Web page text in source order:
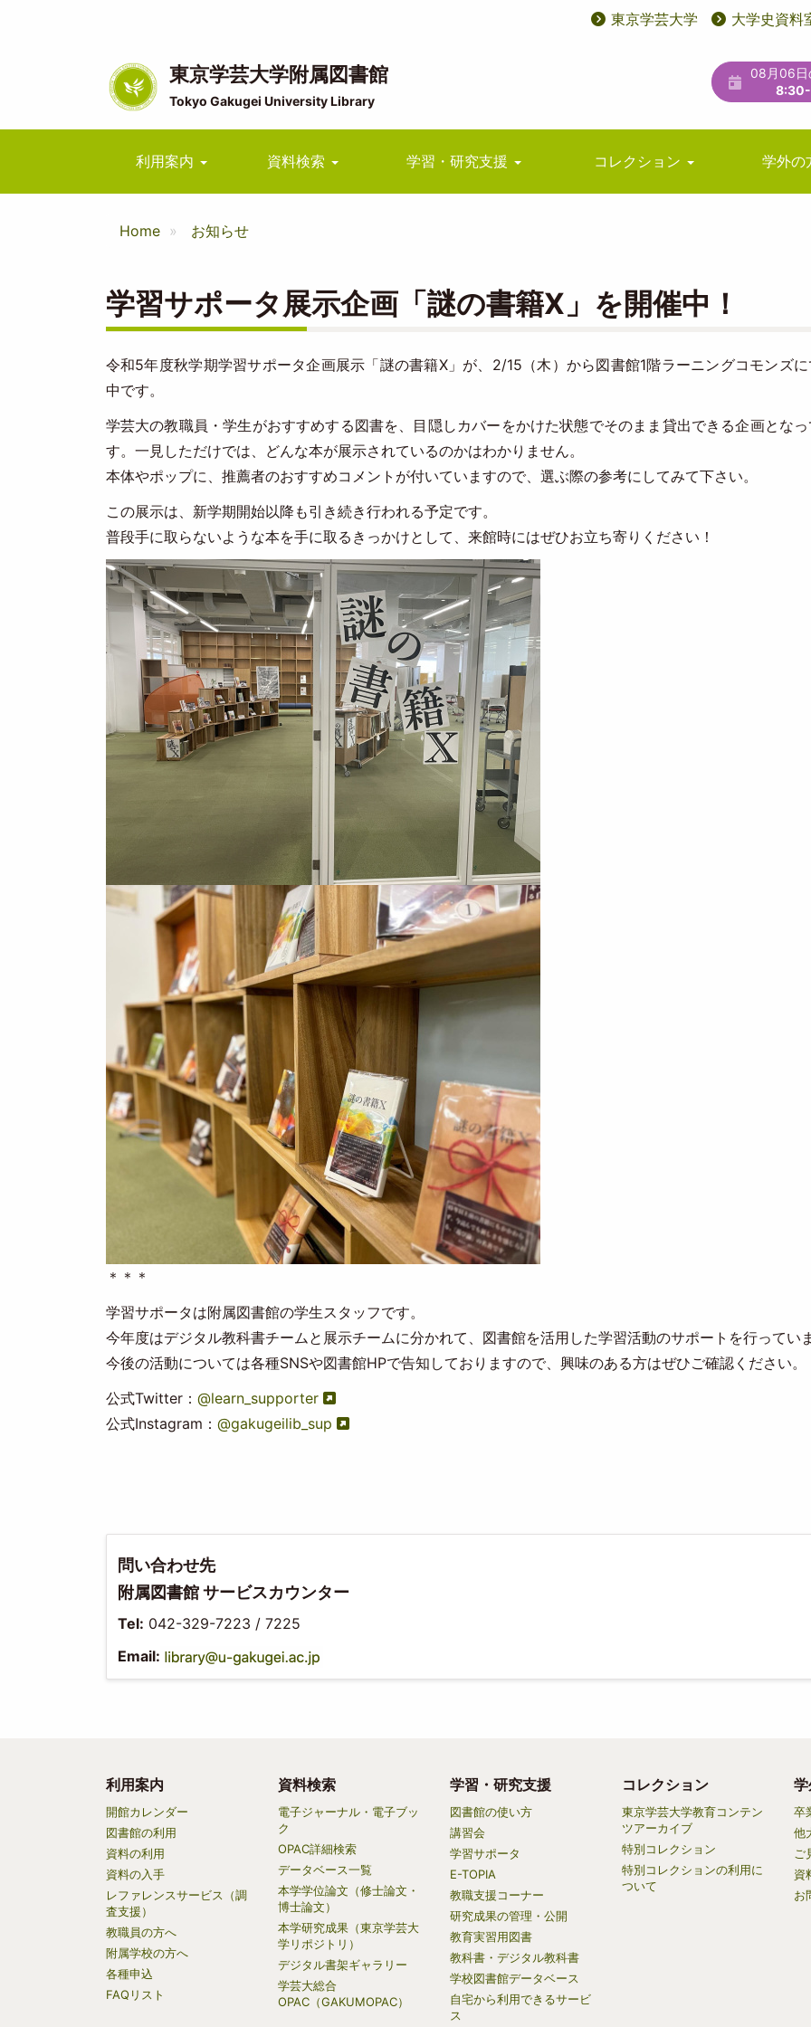
ン
移
User
ユ
ィ
リ
テ
ニ
ュ
ー
東京学芸大学 大学史資料
東京学芸大学附属図書館
Tokyo Gakugei University Library
08月06日
Main
navigation
利用案内 資料検索 学習・研究支援 コレクション 学外
Home お知らせ
学習サポータ展示企画「謎の書籍X」を開催中！
令和5年度秋学期学習サポータ企画展示「謎の書籍X」が、2/15（木）から図書館1階ラーニングコモンズ
中です。
学芸大の教職員・学生がおすすめする図書を、目隠しカバーをかけた状態でそのまま貸出できる企画とな
す。一見しただけでは、どんな本が展示されているのかはわかりません。
本体やポップに、推薦者のおすすめコメントが付いていますので、選ぶ際の参考にしてみて下さい。
この展示は、新学期開始以降も引き続き行われる予定です。
普段手に取らないような本を手に取るきっかけとして、来館時にはぜひお立ち寄りください！
Image
Image
＊＊＊
学習サポータは附属図書館の学生スタッフです。
今年度はデジタル教科書チームと展示チームに分かれて、図書館を活用した学習活動のサポートを行ってい
今後の活動については各種SNSや図書館HPで告知しておりますので、興味のある方はぜひご確認ください。
公式Twitter： @learn_supporter
公式Instagram： @gakugeilib_sup
問い合わせ先
附属図書館 サービスカウンター
Tel: 042-329-7223 / 7225
Email:
Main
navigation
利用案内
開館カレンダー
図書館の利用
資料の利用
資料の入手
レファレンスサービス（調
査支援）
教職員の方へ
附属学校の方へ
各種申込
FAQリスト
資料検索
電子ジャーナル・電子ブッ
ク
OPAC詳細検索
データベース一覧
本学学位論文（修士論文・
博士論文）
本学研究成果（東京学芸大
学リポジトリ）
デジタル書架ギャラリー
学芸大総合
OPAC（GAKUMOPAC）
学習・研究支援
図書館の使い方
講習会
学習サポータ
E-TOPIA
教職支援コーナー
研究成果の管理・公開
教育実習用図書
教科書・デジタル教科書
学校図書館データベース
自宅から利用できるサービ
ス
コレクション
東京学芸大学教育コンテン
ツアーカイブ
特別コレクション
特別コレクションの利用に
ついて
卒
他
ご
資
お